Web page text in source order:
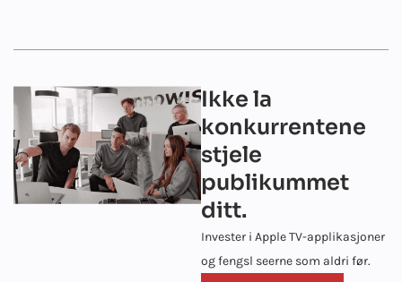
Ikke la
konkurrentene
stjele
publikummet
ditt.
Invester i Apple TV-applikasjoner
og fengsl seerne som aldri før.